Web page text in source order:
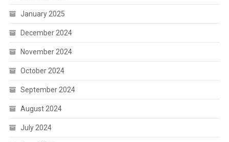
January 2025
December 2024
November 2024
October 2024
September 2024
August 2024
July 2024